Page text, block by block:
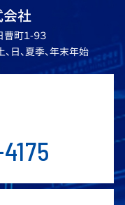
社
町１-９３
、日、夏季、年末年始